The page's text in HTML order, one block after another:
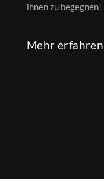
ihnen zu begegnen!
Mehr erfahren